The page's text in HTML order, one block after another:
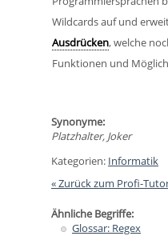
Wildcards auf und
Ausdrücken, welche
Funktionen und
Synonyme:
Platzhalter, Joker
Kategorien: Informatik
« Zurück zum Profi-
Ähnliche Begriffe:
Glossar: Regex